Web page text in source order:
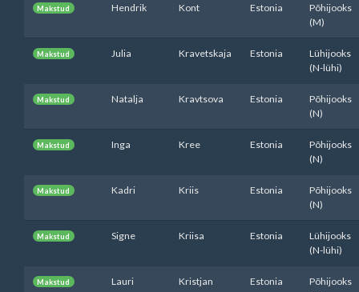
Makstud Hendrik Kont Estonia
Põhijooks
(M)
Makstud Julia Kravetskaja Estonia
Lühijooks
(N-lühi)
Makstud Natalja Kravtsova Estonia
Põhijooks
(N)
Makstud Inga Kree Estonia
Põhijooks
(N)
Makstud Kadri Kriis Estonia
Põhijooks
(N)
Makstud Signe Kriisa Estonia
Lühijooks
(N-lühi)
Makstud Lauri Kristjan Estonia
Põhijooks